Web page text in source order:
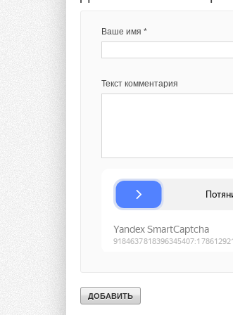
Ваше имя *
Текст комментария
к